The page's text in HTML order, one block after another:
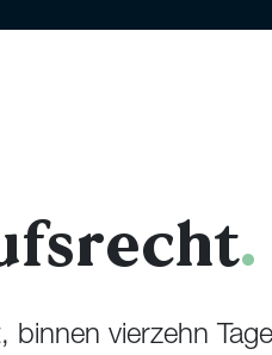
.
binnen vierzehn